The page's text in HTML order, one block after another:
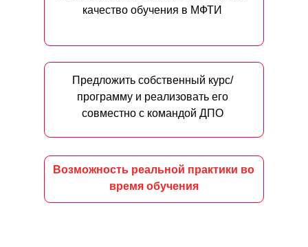
качество обучения в МФТИ
Предложить собственный курс/
программу и реализовать его
совместно с командой ДПО
Возможность реальной практики во
время обучения